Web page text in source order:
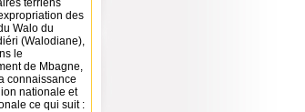
terriens
des
Walo du
(Walodiane),
le
de Mbagne,
connaissance
nationale et
ce qui suit :